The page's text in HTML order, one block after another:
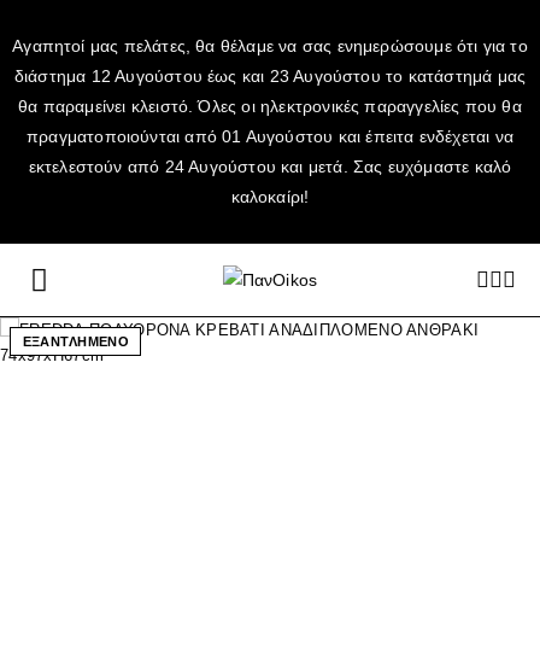
Αγαπητοί μας πελάτες, θα θέλαμε να σας ενημερώσουμε ότι για το
διάστημα 12 Αυγούστου έως και 23 Αυγούστου το κατάστημά μας
θα παραμείνει κλειστό. Όλες οι ηλεκτρονικές παραγγελίες που θα
πραγματοποιούνται από 01 Αυγούστου και έπειτα ενδέχεται να
εκτελεστούν από 24 Αυγούστου και μετά. Σας ευχόμαστε καλό
καλοκαίρι!
ΕΞΑΝΤΛΗΜΕΝΟ